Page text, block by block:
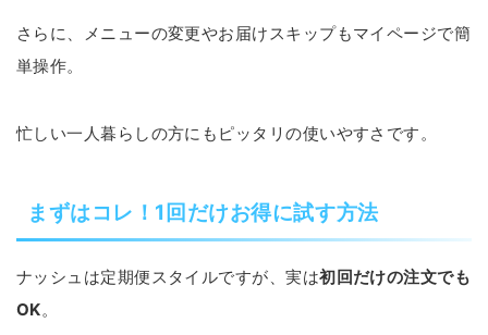
さらに、メニューの変更やお届けスキップもマイページで簡
単操作。
忙しい一人暮らしの方にもピッタリの使いやすさです。
まずはコレ！1回だけお得に試す方法
ナッシュは定期便スタイルですが、実は初回だけの注文でも
OK。